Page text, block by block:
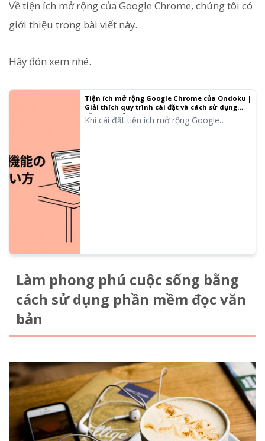
Về tiện ích mở rộng của Google Chrome, chúng tôi có
giới thiệu trong bài viết này.
Hãy đón xem nhé.
Tiện ích mở rộng Google Chrome của Ondoku |
Giải thích quy trình cài đặt và cách sử dụng
bằng hình ảnh
Khi cài đặt tiện ích mở rộng Google
Làm phong phú cuộc sống bằng
cách sử dụng phần mềm đọc văn
bản